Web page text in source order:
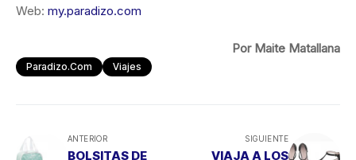
Web: my.paradizo.com
Por Maite Matallana
Paradizo.com Viajes
ANTERIOR
BOLSITAS DE
SIGUIENTE
VIAJA A LOS